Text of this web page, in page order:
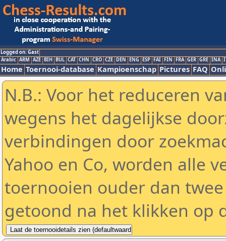
Logged on: Gast
Arabic ARM AZE BIH BUL CAT CHN CRO CZE DEN ENG ESP FAI FIN FRA GER GRE INA
Home Toernooi-database Kampioenschap Pictures FAQ
N.B.: Voor het reduceren
wegens het dagelijkse
verbindingen door
Yahoo en Co, worden alle
toernooien ouder dan
getoond na het klikken op